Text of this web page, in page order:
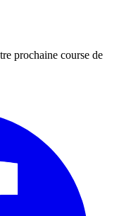
prochaine course de